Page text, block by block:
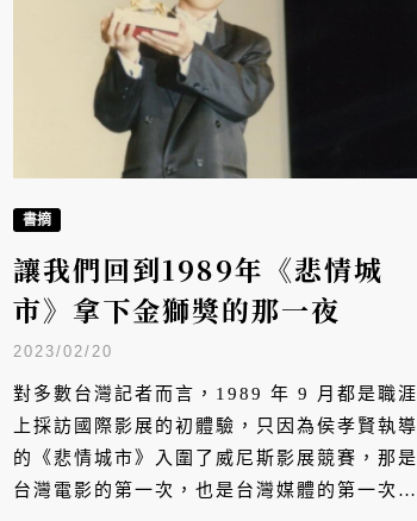
書摘
讓我們回到1989年《悲情城
市》拿下金獅獎的那一夜
2023/02/20
對多數台灣記者而言，1989 年 9 月都是職涯
上採訪國際影展的初體驗，只因為侯孝賢執導
的《悲情城市》入圍了威尼斯影展競賽，那是
台灣電影的第一次，也是台灣媒體的第一次國